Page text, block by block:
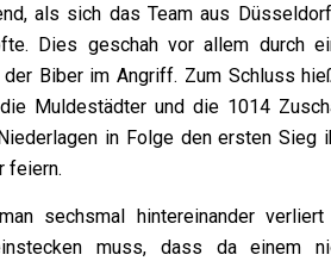
als sich das Team aus
Dies geschah vor allem durch
der Biber im Angriff. Zum Schluss
Muldestädter und die 1014
in Folge den ersten Sieg
feiern.
sechsmal hintereinander verliert
muss, dass da einem